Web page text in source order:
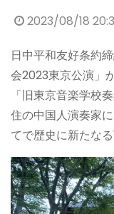
2023/08/18
日中平和友好条約
会2023東京公演」
「旧東京音楽学校
住の中国人演奏家
てで歴史に新たなる